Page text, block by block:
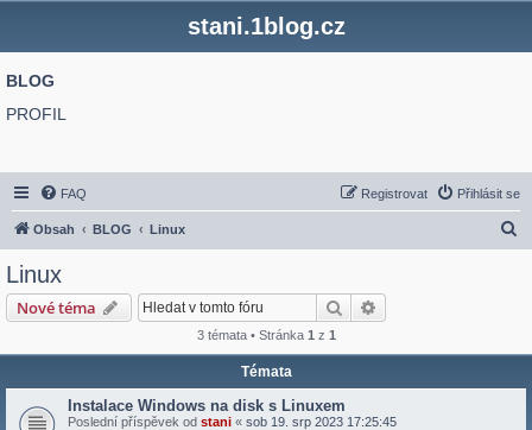
stani.1blog.cz
BLOG
PROFIL
FAQ Přihlásit se
Registrovat
Obsah BLOG Linux
Linux
Nové téma Hledat
3 témata • Stránka 1 z 1
Témata
Instalace Windows na disk s Linuxem
Poslední příspěvek od stani « sob 19. srp 2023 17:25:45